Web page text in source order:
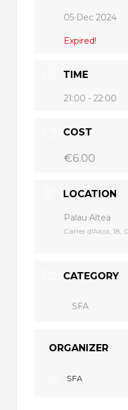
05 Dec 2024
Expired!
TIME
21:00 - 22:00
COST
€6.00
LOCATION
Palau Altea
Carrer d'Alcoi, 18,
CATEGORY
SFA
ORGANIZER
SFA